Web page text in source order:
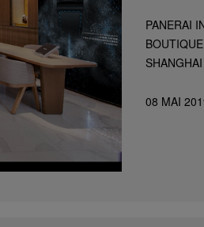
PANERAI
SHANGHAI
08 MAI